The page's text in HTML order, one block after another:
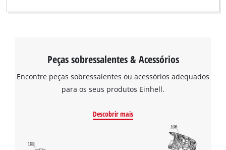
Peças sobressalentes & Acessórios
Encontre peças sobressalentes ou acessórios adequados
para os seus produtos Einhell.
Descobrir mais